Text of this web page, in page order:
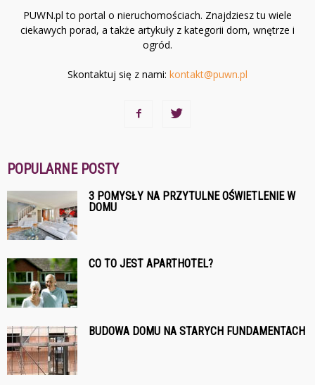
PUWN.pl to portal o nieruchomościach. Znajdziesz tu wiele
ciekawych porad, a także artykuły z kategorii dom, wnętrze i
ogród.
Skontaktuj się z nami: kontakt@puwn.pl
POPULARNE POSTY
3 POMYSŁY NA PRZYTULNE OŚWIETLENIE W
DOMU
CO TO JEST APARTHOTEL?
BUDOWA DOMU NA STARYCH FUNDAMENTACH